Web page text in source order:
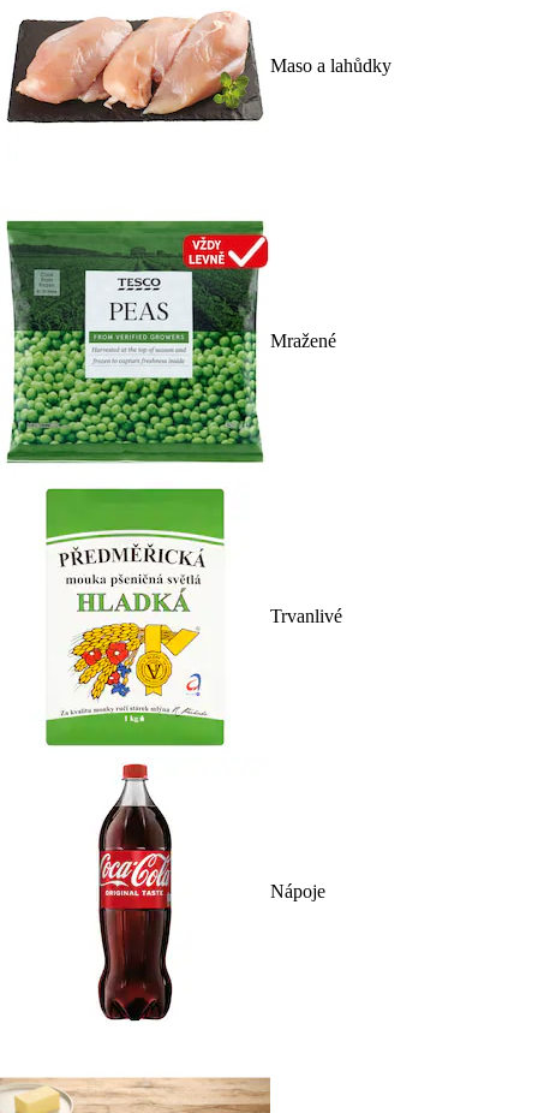
Maso a lahůdky
Mražené
Trvanlivé
Nápoje